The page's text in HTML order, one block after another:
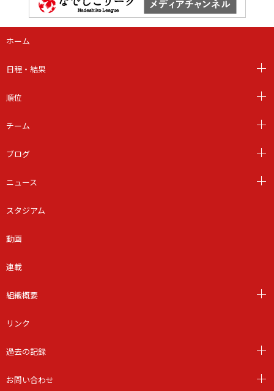
ホーム
日程・結果
順位
チーム
ブログ
ニュース
スタジアム
動画
連載
組織概要
リンク
過去の記録
お問い合わせ